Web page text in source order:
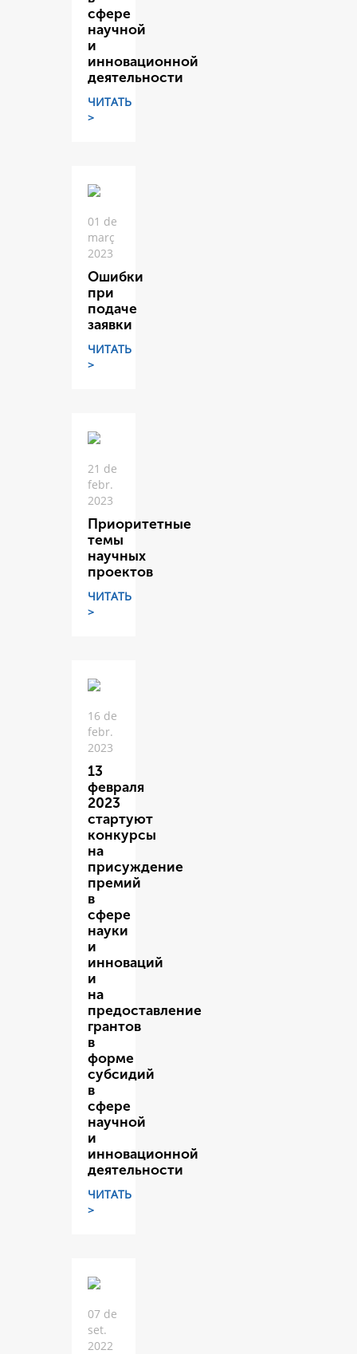
сфере
научной
и
инновационной
деятельности
ЧИТАТЬ
>
01 de
març
2023
Ошибки
при
подаче
заявки
ЧИТАТЬ
>
21 de
febr.
2023
Приоритетные
темы
научных
проектов
ЧИТАТЬ
>
16 de
febr.
2023
13
февраля
2023
стартуют
конкурсы
на
присуждение
премий
в
сфере
науки
и
инноваций
и
на
предоставление
грантов
в
форме
субсидий
в
сфере
научной
и
инновационной
деятельности
ЧИТАТЬ
>
07 de
set.
2022